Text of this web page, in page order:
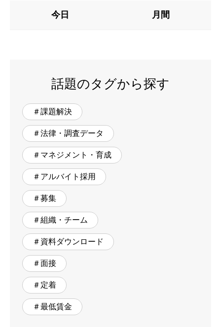
今日 月間
話題のタグから探す
＃課題解決
＃法律・調査データ
＃マネジメント・育成
＃アルバイト採用
＃募集
＃組織・チーム
＃資料ダウンロード
＃面接
＃定着
＃最低賃金